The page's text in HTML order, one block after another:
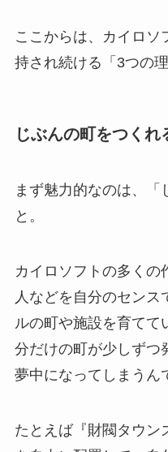
ここからは、カイロソ
持され続ける「3つの
じぶんの町をつくれ
まず魅力的なのは、「
と。
カイロソフトの多くの
人などを自分のセンス
ルの町や施設を育てて
分だけの町が少しずつ
夢中になってしまうん
たとえば『財閥タウン